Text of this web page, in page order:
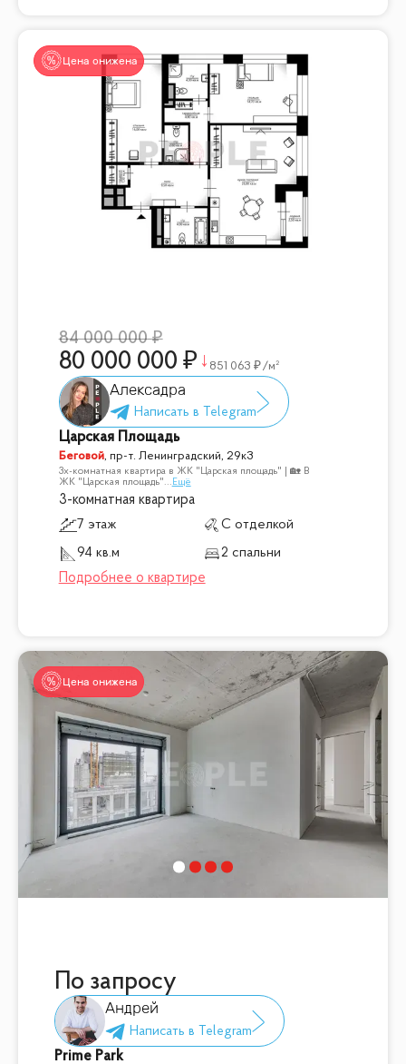
Цена снижена
84 000 000
80 000 000 851 063 /м²
Алексадра
Царская Площадь
Беговой, пр-т. Ленинградский, 29к3
3х-комнатная квартира в ЖК "Царская площадь" | 🏡 В
ЖК "Царская площадь"... Ещё
3-комнатная квартира
7 этаж
С отделкой
94 кв.м
2 спальни
Цена снижена
По запросу
Андрей
Prime Park